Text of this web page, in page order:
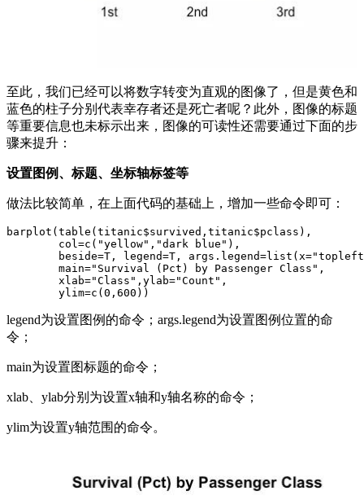
至此，我们已经可以将数字转变为直观的图像了，但是黄色和
蓝色的柱子分别代表幸存者还是死亡者呢？此外，图像的标题
等重要信息也未标示出来，图像的可读性还需要通过下面的步
骤来提升：
设置图例、标题、坐标轴标签等
做法比较简单，在上面代码的基础上，增加一些命令即可：
barplot(table(titanic$survived,titanic$pclass),
        col=c("yellow","dark blue"),
beside=T, legend=T,
        main="Survival (Pct) by Passenger Class",
        xlab="Class",ylab="Count",
        ylim=c(0,600))
legend为设置图例的命令；args.legend为设置图例位置的命
令；
main为设置图标题的命令；
xlab、ylab分别为设置x轴和y轴名称的命令；
ylim为设置y轴范围的命令。